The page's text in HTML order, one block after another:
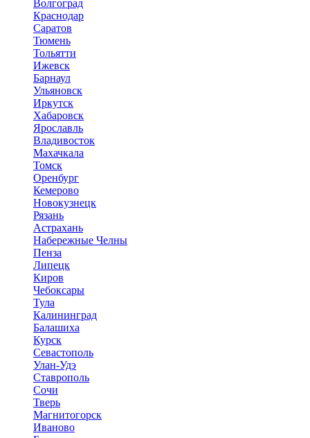
Волгоград
Краснодар
Саратов
Тюмень
Тольятти
Ижевск
Барнаул
Ульяновск
Иркутск
Хабаровск
Ярославль
Владивосток
Махачкала
Томск
Оренбург
Кемерово
Новокузнецк
Рязань
Астрахань
Набережные Челны
Пенза
Липецк
Киров
Чебоксары
Тула
Калининград
Балашиха
Курск
Севастополь
Улан-Удэ
Ставрополь
Сочи
Тверь
Магнитогорск
Иваново